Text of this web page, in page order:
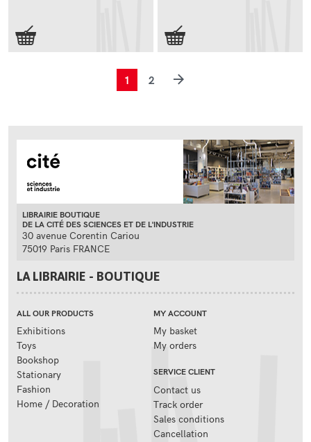
1 2
LIBRAIRIE BOUTIQUE
DE LA CITÉ DES SCIENCES ET DE L'INDUSTRIE
30 avenue Corentin Cariou
75019 Paris FRANCE
LA LIBRAIRIE - BOUTIQUE
ALL OUR PRODUCTS
Exhibitions
Toys
Bookshop
Stationary
Fashion
Home / Decoration
MY ACCOUNT
My basket
My orders
SERVICE CLIENT
Contact us
Track order
Sales conditions
Cancellation